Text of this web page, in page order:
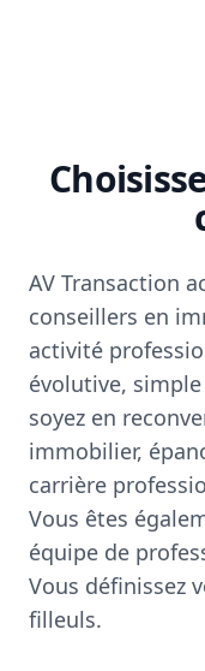
AV Transaction
conseillers en
activité
évolutive,
soyez en
immobilier,
carrière
Vous êtes
équipe de
Vous définissez
filleuls.